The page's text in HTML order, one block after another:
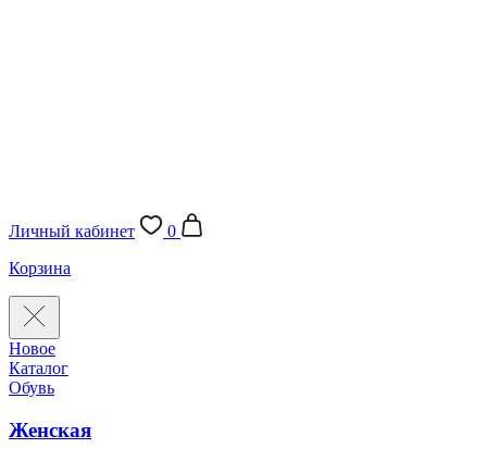
Личный кабинет
0
Корзина
Новое
Каталог
Обувь
Женская